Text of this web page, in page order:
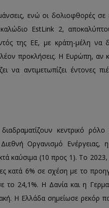
ενώ οι δολιοφθορές
EstLink 2,
της ΕΕ, με κράτη-μέλη να
προκλήσεις. Η Ευρώπη, αν
να αντιμετωπίζει έντονες
κεντρικό ρόλο
Οργανισμό Ενέργειας,
καύσιμα (10 προς 1). Το
κατά 6% σε σχέση με το
το 24,1%. Η Δανία και η
Η Ελλάδα σημείωσε ρεκόρ